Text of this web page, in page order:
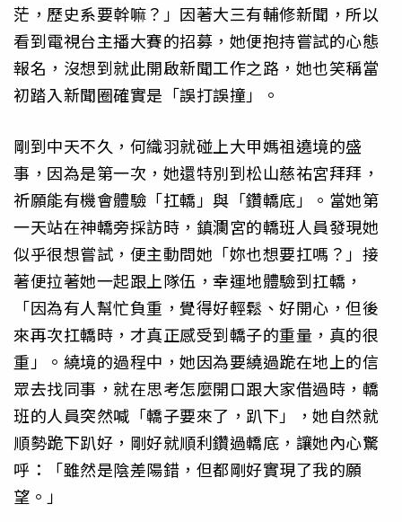
茫，歷史系要幹嘛？」因著大三有輔修新聞，所以
看到電視台主播大賽的招募，她便抱持嘗試的心態
報名，沒想到就此開啟新聞工作之路，她也笑稱當
初踏入新聞圈確實是「誤打誤撞」。
剛到中天不久，何織羽就碰上大甲媽祖遶境的盛
事，因為是第一次，她還特別到松山慈祐宮拜拜，
祈願能有機會體驗「扛轎」與「鑽轎底」。當她第
一天站在神轎旁採訪時，鎮瀾宮的轎班人員發現她
似乎很想嘗試，便主動問她「妳也想要扛嗎？」接
著便拉著她一起跟上隊伍，幸運地體驗到扛轎，
「因為有人幫忙負重，覺得好輕鬆、好開心，但後
來再次扛轎時，才真正感受到轎子的重量，真的很
重」。繞境的過程中，她因為要繞過跪在地上的信
眾去找同事，就在思考怎麼開口跟大家借過時，轎
班的人員突然喊「轎子要來了，趴下」，她自然就
順勢跪下趴好，剛好就順利鑽過轎底，讓她內心驚
呼：「雖然是陰差陽錯，但都剛好實現了我的願
望。」